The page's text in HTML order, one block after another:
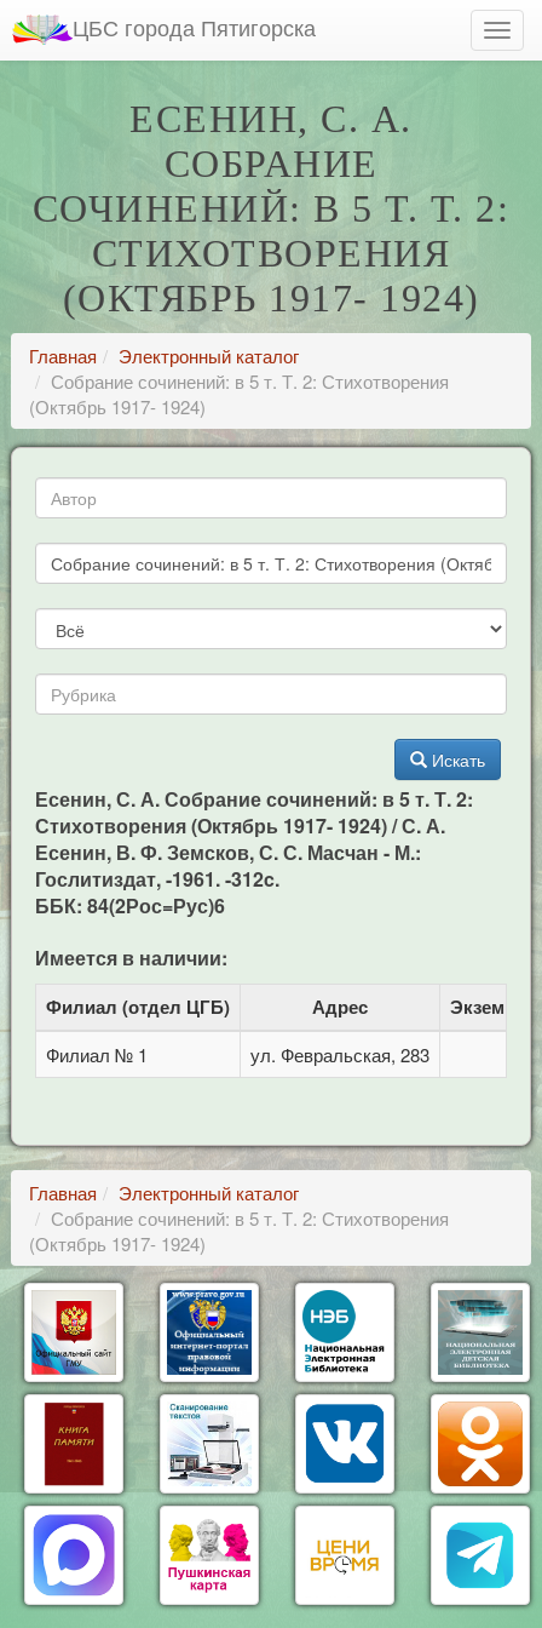
ЦБС города Пятигорска
ЕСЕНИН, С. А.
СОБРАНИЕ
СОЧИНЕНИЙ: В 5 Т. Т. 2:
СТИХОТВОРЕНИЯ
(ОКТЯБРЬ 1917- 1924)
Главная
Электронный каталог
Собрание сочинений: в 5 т. Т. 2: Стихотворения
(Октябрь 1917- 1924)
Искать
Есенин, С. А. Собрание сочинений: в 5 т. Т. 2:
Стихотворения (Октябрь 1917- 1924) / С. А.
Есенин, В. Ф. Земсков, С. С. Масчан - М.:
Гослитиздат, -1961. -312c.
ББК: 84(2Рос=Рус)6
Имеется в наличии:
Филиал (отдел ЦГБ) Адрес
Филиал № 1 ул. Февральская, 283
Главная
Электронный каталог
Собрание сочинений: в 5 т. Т. 2: Стихотворения
(Октябрь 1917- 1924)